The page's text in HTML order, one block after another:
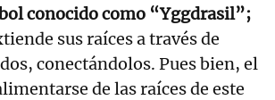
conocido como “Yggdrasil”;
sus raíces a través de
conectándolos. Pues bien, el
de las raíces de este